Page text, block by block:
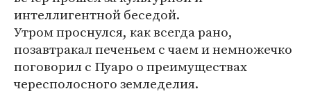
интеллигентной беседой.
Утром проснулся, как всегда рано,
позавтракал печеньем с чаем и немножечко
поговорил с Пуаро о преимуществах
чересполосного земледелия.